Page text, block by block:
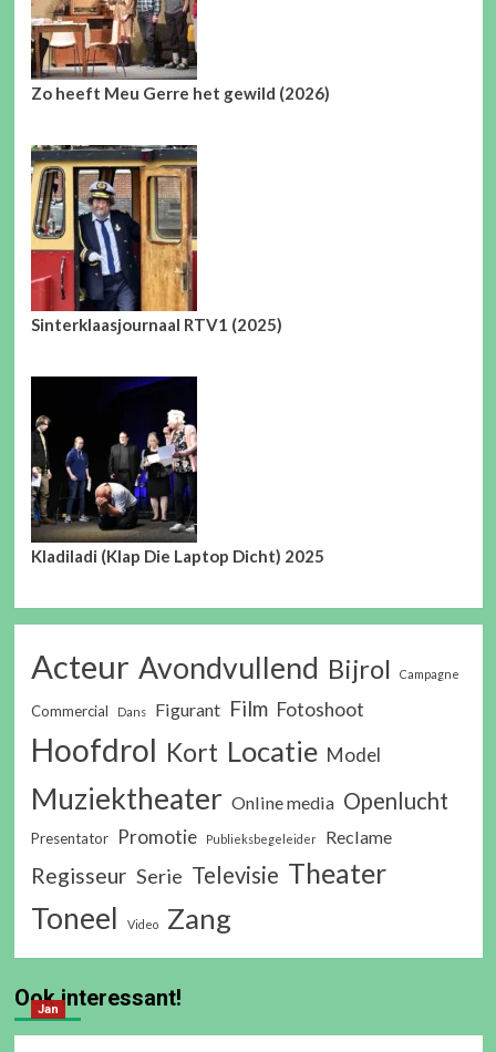
Zo heeft Meu Gerre het gewild (2026)
Sinterklaasjournaal RTV1 (2025)
Kladiladi (Klap Die Laptop Dicht) 2025
Acteur Avondvullend Bijrol Campagne
Commercial Dans Figurant Film Fotoshoot
Hoofdrol Kort Locatie Model
Muziektheater Online media Openlucht
Presentator Promotie Publieksbegeleider Reclame
Regisseur Serie Televisie Theater
Toneel Video Zang
Ook interessant!
Jan